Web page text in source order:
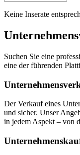
Keine Inserate
Suchen Sie eine
eine der führenden
Der Verkauf eines
und sicher. Unser
in jedem Aspekt – von